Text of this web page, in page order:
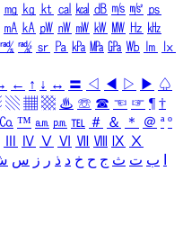
㎎ ㎏ ㏏ ㎈ ㎉ ㏈ ㎧ ㎨ ㎰
㎃ ㎄ ㎺ ㎻ ㎽ ㎾ ㎿ ㎐ ㎑
㎮ ㎯ ㏛ ㎩ ㎪ ㎫ ㎬ ㏝ ㏐
㏓
← ↑ ↓ ↔ 〓 ◁ ◀ ▷ ▶ ♤
▧ ▦ ▩ ♨ ☏ ☎ ☜ ☞ ¶ †
㏇ ™ ㏂ ㏘ ℡ ＃ ＆ ＊ ＠ ª º
Ⅳ Ⅴ Ⅵ Ⅶ Ⅷ Ⅸ Ⅹ
ب ت ث ج ح خ د ذ ر ز س